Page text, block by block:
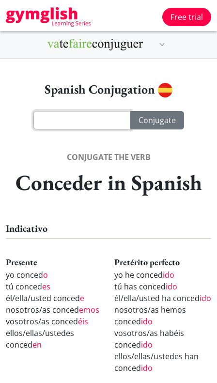
Free trial
Spanish Conjugation
CONJUGATE THE VERB
Conceder in Spanish
Indicativo
Presente
yo concedo
tú concedes
él/ella/usted concede
nosotros/as concedemos
vosotros/as concedéis
ellos/ellas/ustedes
conceden
Pretérito perfecto
yo he concedido
tú has concedido
él/ella/usted ha concedido
nosotros/as hemos
concedido
vosotros/as habéis
concedido
ellos/ellas/ustedes han
concedido